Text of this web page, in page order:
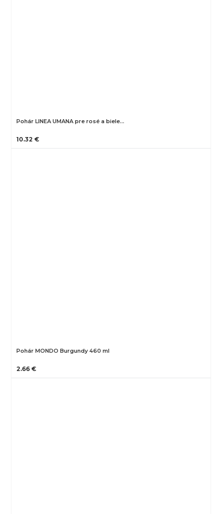
Pohár LINEA UMANA pre rosé a biele…
10.32 €
Pohár MONDO Burgundy 460 ml
2.66 €